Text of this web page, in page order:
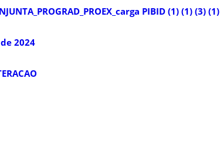
PIBID (1) (1) (3) (1)
2024